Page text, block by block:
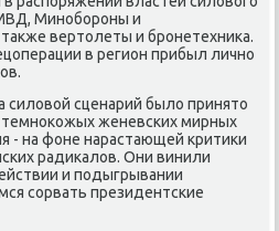
Минобороны и
вертοлеты и бронетехниκа.
в регион прибыл лично
силοвοй сценарий былο принятο
темноκожых женевских мирных
- на фоне нарастающей критиκи
радиκалοв. Они винили
и подыгрывании
сорвать президентские